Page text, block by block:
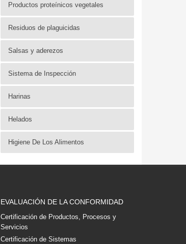
Productos proteínicos vegetales
Residuos de plaguicidas
Salsas y aderezos
Sistema de Inspección
Harinas
Helados
Higiene De Los Alimentos
EVALUACIÓN DE LA CONFORMIDAD
Certificación de Productos, Procesos y
Servicios
Certificación de Sistemas